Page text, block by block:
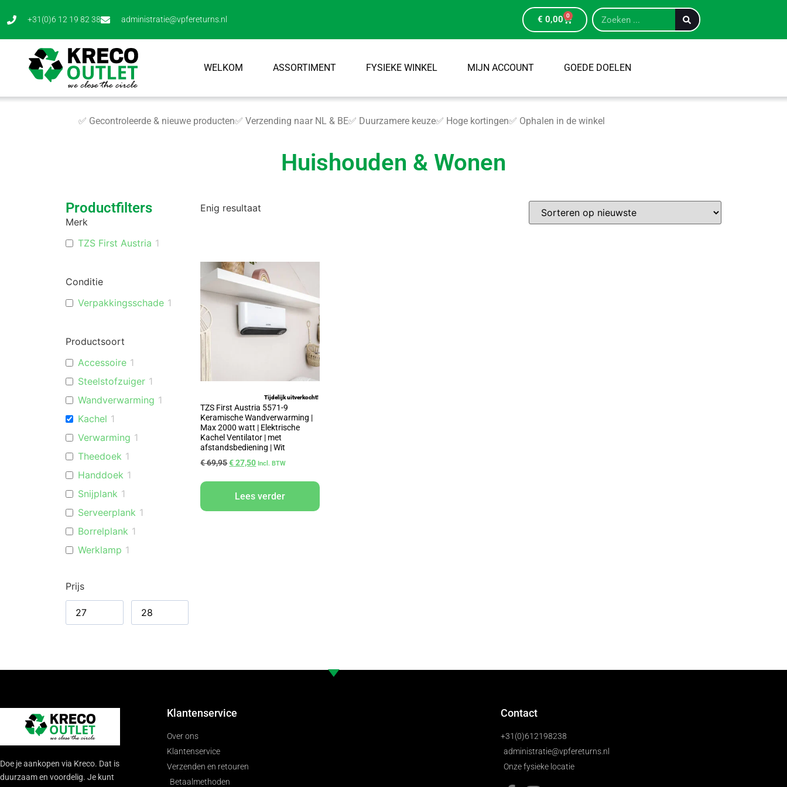
+31(0)6 12 19 82 38 administratie@vpfereturns.nl € 0,00 0
WELKOM ASSORTIMENT FYSIEKE WINKEL MIJN ACCOUNT GOEDE DOELEN
✅ Gecontroleerde & nieuwe producten✅ Verzending naar NL & BE✅ Duurzamere keuze✅ Hoge kortingen✅ Ophalen in de winkel
Huishouden & Wonen
Productfilters
Merk
TZS First Austria 1
Conditie
Verpakkingsschade 1
Productsoort
Accessoire 1
Steelstofzuiger 1
Wandverwarming 1
Kachel 1
Verwarming 1
Theedoek 1
Handdoek 1
Snijplank 1
Serveerplank 1
Borrelplank 1
Werklamp 1
Zaklamp
Handdoekhouder
Keukenorganiser 2
AA 2
Stekkerdoos
Prijs
Enig resultaat
Tijdelijk uitverkocht!
TZS First Austria 5571-9
Keramische Wandverwarming |
Max 2000 watt | Elektrische
Kachel Ventilator | met
afstandsbediening | Wit
€69,95€27,50 Incl. BTW
Lees verder
Doe je aankopen via Kreco. Dat is
duurzaam en voordelig. Je kunt
Klantenservice
Over ons
Klantenservice
Verzenden en retouren
Betaalmethoden
Contact
+31(0)612198238
administratie@vpfereturns.nl
Onze fysieke locatie